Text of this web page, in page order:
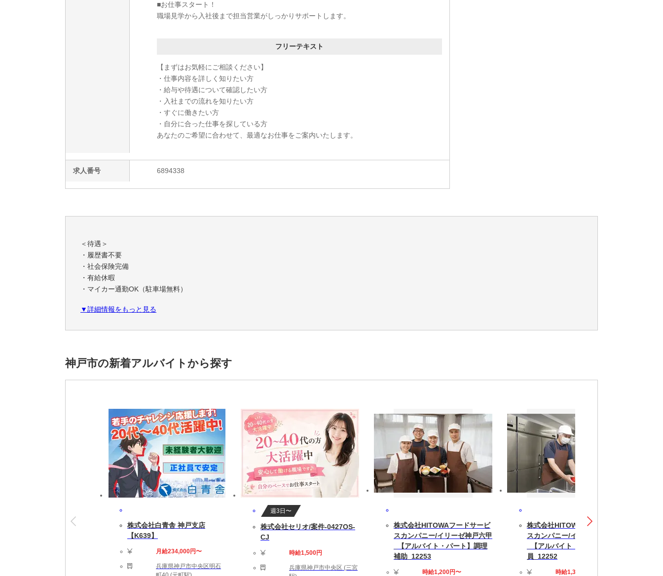
■お仕事スタート！
職場見学から入社後まで担当営業がしっかりサポートします。
フリーテキスト
【まずはお気軽にご相談ください】
・仕事内容を詳しく知りたい方
・給与や待遇について確認したい方
・入社までの流れを知りたい方
・すぐに働きたい方
・自分に合った仕事を探している方
あなたのご希望に合わせて、最適なお仕事をご案内いたします。
求人番号 6894338
＜待遇＞
・履歴書不要
・社会保険完備
・有給休暇
・マイカー通勤OK（駐車場無料）
・前給制度あり
未経験者活躍中,経験者優遇,外国籍活躍中,20代活躍中,30代活躍中,40代活躍中,男性活躍中,空調完備,前払いあり,交通費補助あり,車/バイク通勤OK,土日祝休み
※雇用元は株式会社ロフティーです。
▼詳細情報をもっと見る
神戸市の新着アルバイトから探す
株式会社白青舎 神戸支店
【K639】
月給234,000円〜
兵庫県神戸市中央区明石
週3日〜
株式会社セリオ/案件-0427OS-
CJ
時給1,500円
兵庫県神戸市中央区 (三宮
株式会社HITOWAフードサービ
スカンパニー/イリーゼ神戸六甲
_【アルバイト・パート】調理
補助_12253
時給1,200円〜
株式会社HITOWAフードサービ
スカンパニー/イリーゼ神戸六甲
_【アルバイト・パート】調理
員_12252
時給1,300円〜